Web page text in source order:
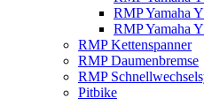
RMP Yamaha
RMP Yamaha
RMP Kettenspanner
RMP Daumenbremse
RMP
Pitbike